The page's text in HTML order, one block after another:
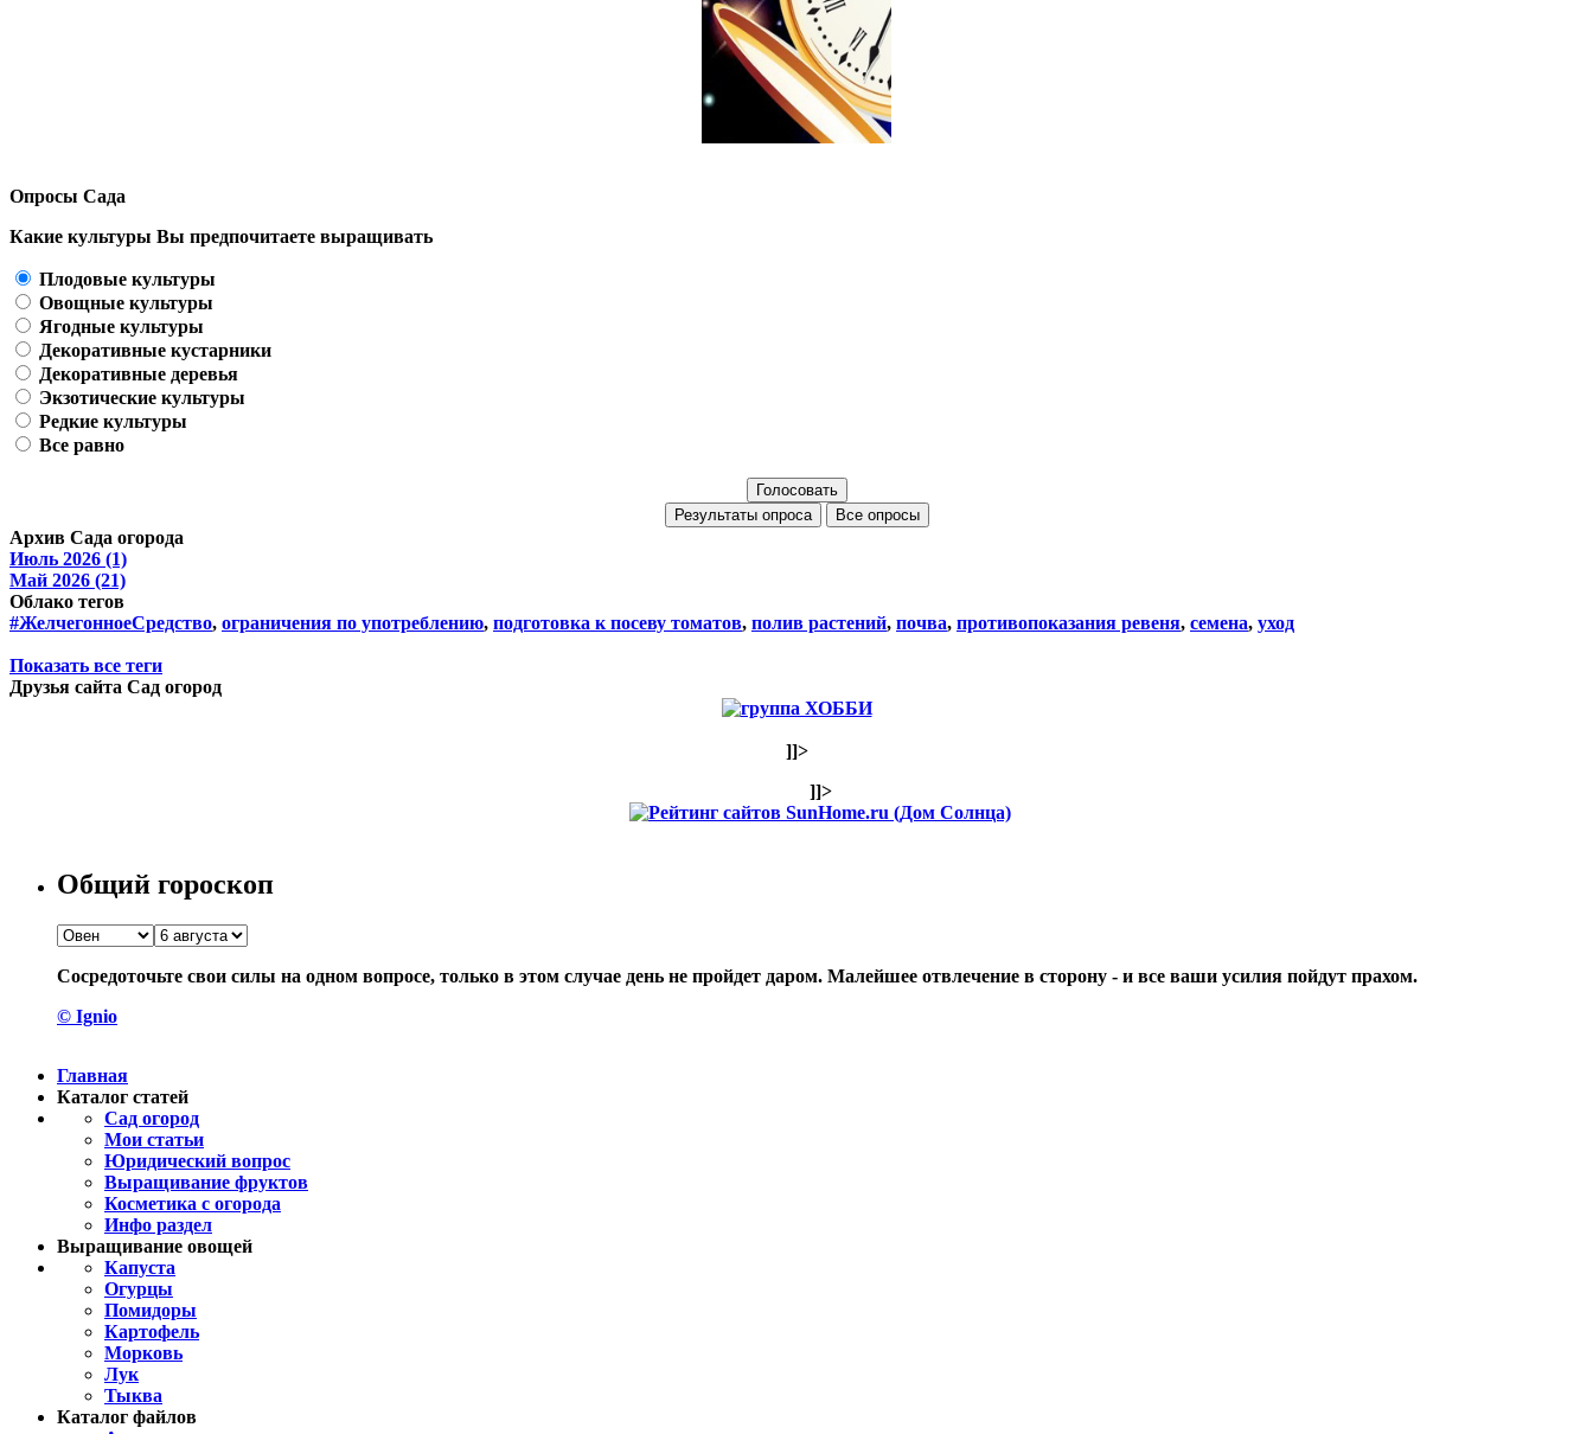
Опросы Сада
Какие культуры Вы предпочитаете выращивать
Плодовые культуры
Овощные культуры
Ягодные культуры
Декоративные кустарники
Декоративные деревья
Экзотические культуры
Редкие культуры
Все равно
Все опросы
Архив Сада огорода
Июль 2026 (1)
Май 2026 (21)
Облако тегов
#ЖелчегонноеСредство, ограничения по употреблению, подготовка к посеву томатов, полив растений, почва, противопоказания ревеня, семена, уход
Показать все теги
Друзья сайта Сад огород
]]>
]]>
Общий гороскоп
Сосредоточьте свои силы на одном вопросе, только в этом случае день не пройдет даром. Малейшее отвлечение в сторону - и все ваши усилия пойдут прахом.
© Ignio
Главная
Каталог статей
Сад огород
Мои статьи
Юридический вопрос
Выращивание фруктов
Косметика с огорода
Инфо раздел
Выращивание овощей
Капуста
Огурцы
Помидоры
Картофель
Морковь
Лук
Тыква
Каталог файлов